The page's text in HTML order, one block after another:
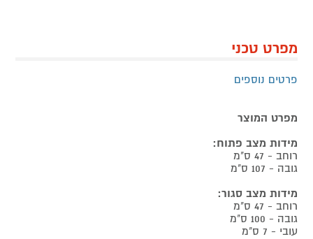
מפרט טכני
פרטים נוספים
מפרט המוצר
מידות מצב פתוח:
רוחב - 47 ס"מ
גובה - 107 ס"מ
מידות מצב סגור:
רוחב - 47 ס"מ
גובה - 100 ס"מ
עובי - 7 ס"מ